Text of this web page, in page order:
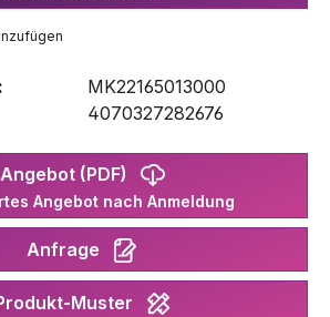
MK22165013000
4070327282676
Angebot (PDF)
Angebot nach Anmeldung
Anfrage
Muster